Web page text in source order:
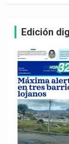
Edición